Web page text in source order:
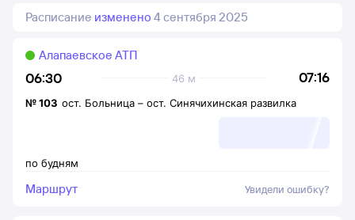
Расписание изменено 4 сентября 2025
06:30 07:16
46 м
Алапаевское АТП
по будням
№103 ост. Больница – ост. Синячихинская развилка
Маршрут Увидели ошибку?